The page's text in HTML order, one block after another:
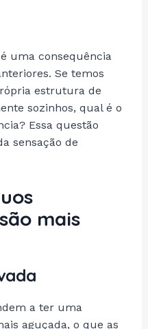
uma consequência
Se temos
estrutura de
sozinhos, qual é o
Essa questão
sensação de
mais
a ter uma
aguçada, o que as